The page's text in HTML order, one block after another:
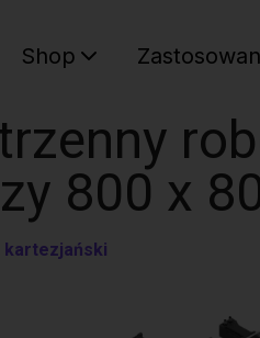
Shop
800 x
kartezjański